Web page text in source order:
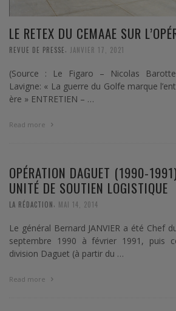
LE RETEX DU CEMAAE SUR
REVUE DE PRESSE JANVIER 17, 2021
(Source : Le Figaro – Nicolas
Lavigne: « La guerre du Golfe marque
ère » ENTRETIEN – …
Read more
OPÉRATION DAGUET (1990-
UNITÉ DE SOUTIEN LOGISTIQUE
LA RÉDACTION MAI 14, 2014
Le général Bernard JANVIER a été Chef
septembre 1990 à février 1991, puis
division Daguet (à partir du …
Read more